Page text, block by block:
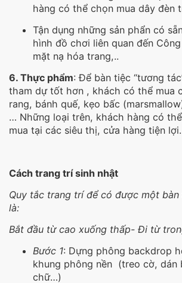
hàng có thể chọn mua dây đèn
Tận dụng những sản phẩn có
hình đồ chơi liên quan đến
mặt nạ hóa trang,..
6. Thực phẩm: Để bàn tiệc “tương
tham dự tốt hơn , khách có thể mua
rang, bánh quế, kẹo bấc
… Những loại trên, khách hàng có
mua tại các siêu thị, cửa hàng tiện
Cách trang trí sinh nhật
Quy tắc trang trí để có được một
là:
Bắt đầu từ cao xuống thấp- Đi từ
Bước 1: Dựng phông backdrop
khung phông nền (treo cờ, dán
chữ…)